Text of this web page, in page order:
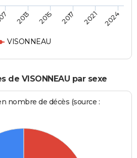
VISONNEAU
2013 2015 2017 2021 2024
de VISONNEAU par sexe
nombre de décès (source :